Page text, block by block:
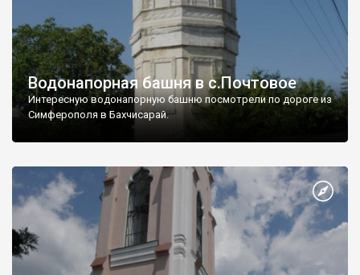
Водонапорная башня в с.Почтовое
Интересную водонапорную башню посмотрели по дороге из
Симферополя в Бахчисарай.